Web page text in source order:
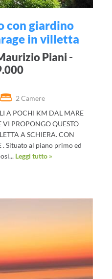
con giardino
in villetta
Piani -
2 Camere
A POCHI KM DAL MARE
VI PROPONGO QUESTO
A SCHIERA. CON
. Situato al piano primo ed
Leggi tutto »